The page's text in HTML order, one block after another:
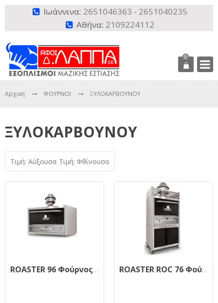
 Ιωάννινα: 2651046363 - 2651040235
 Αθήνα: 2109224112
0
Αρχικη ΦΟΥΡΝΟΙ ΞΥΛΟΚΑΡΒΟΥΝΟΥ
ΞΥΛΟΚΑΡΒΟΥΝΟΥ
Τιμή: Αύξουσα Τιμή: Φθίνουσα
ROASTER 96 Φούρνος Ξυλοκάρβουνου 1165x710x1110mm ROASTER ROC 76 Φούρνος Ξυλοκάρβουνου Επιδαπέδιος με Βάση 970x710x1910mm